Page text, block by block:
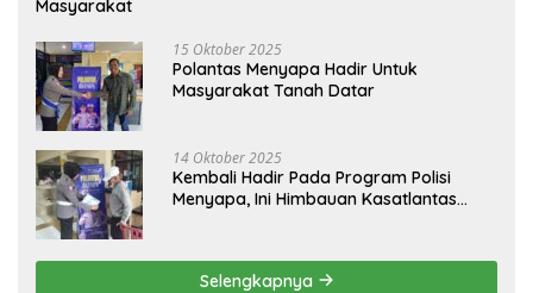
Masyarakat
15 Oktober 2025
Polantas Menyapa Hadir Untuk
Masyarakat Tanah Datar
14 Oktober 2025
Kembali Hadir Pada Program Polisi
Menyapa, Ini Himbauan Kasatlantas
Selengkapnya